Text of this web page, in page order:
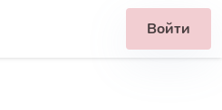
Войти